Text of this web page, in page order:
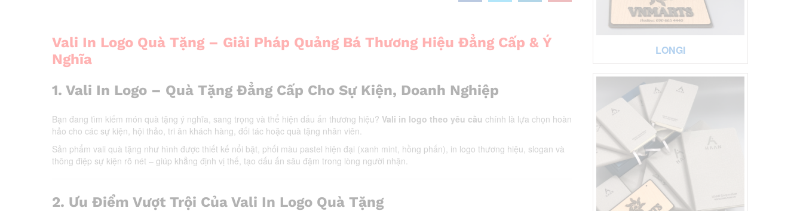
Vali In Logo Quà Tặng – Giải Pháp Quảng Bá Thương Hiệu Đẳng Cấp & Ý
Nghĩa
1. Vali In Logo – Quà Tặng Đẳng Cấp Cho Sự Kiện, Doanh Nghiệp
Bạn đang tìm kiếm món quà tặng ý nghĩa, sang trọng và thể hiện dấu ấn thương hiệu? Vali in logo theo yêu cầu chính là lựa chọn hoàn
hảo cho các sự kiện, hội thảo, tri ân khách hàng, đối tác hoặc quà tặng nhân viên.
Sản phẩm vali quà tặng như hình được thiết kế nổi bật, phối màu pastel hiện đại (xanh mint, hồng phấn), in logo thương hiệu, slogan và
thông điệp sự kiện rõ nét – giúp khẳng định vị thế, tạo dấu ấn sâu đậm trong lòng người nhận.
2. Ưu Điểm Vượt Trội Của Vali In Logo Quà Tặng
LONGI